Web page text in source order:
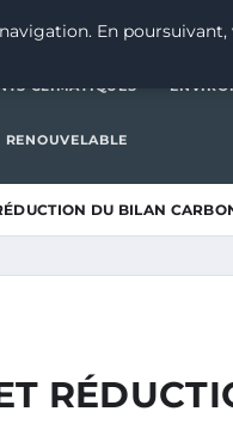
CHANGEMENTS
CLIMATIQUES
RENOUVELABLE
DU BILAN
En